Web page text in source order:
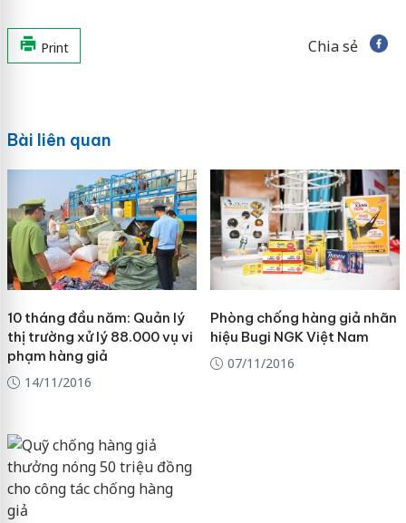
Print Chia sẻ
Bài liên quan
10 tháng đầu năm: Quản lý
thị trường xử lý 88.000 vụ vi
phạm hàng giả
14/11/2016
Phòng chống hàng giả nhãn
hiệu Bugi NGK Việt Nam
07/11/2016